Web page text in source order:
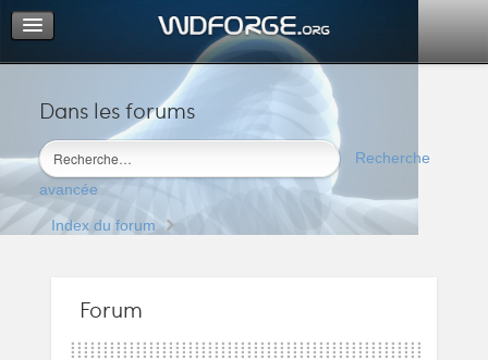
Dans les forums
Recherche
avancée
Portail
Index du forum
M’enregistrer
Connexion
Index du forum
Forum